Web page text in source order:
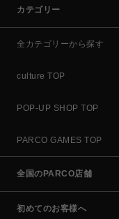
カテゴリー
全カテゴリーから探す
culture TOP
POP-UP SHOP TOP
PARCO GAMES TOP
全国のPARCO店舗
初めてのお客様へ